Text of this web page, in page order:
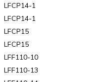
LFCP14-1
LFCP14-1
LFCP15
LFCP15
LFF110-10
LFF110-13